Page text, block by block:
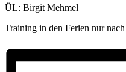
ÜL: Birgit Mehmel
Training in den Ferien nur